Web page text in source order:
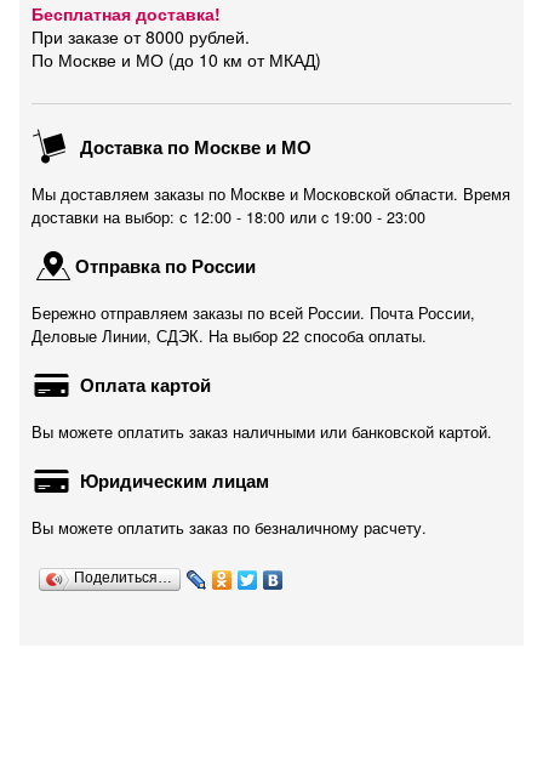
Бесплатная доставка!
При заказе от 8000 рублей.
По Москве и МО (до 10 км от МКАД)
Доставка по Москве и МО
Мы доставляем заказы по Москве и Московской области. Время
доставки на выбор: с 12:00 - 18:00 или c 19:00 - 23:00
Отправка по России
Бережно отправляем заказы по всей России. Почта России,
Деловые Линии, СДЭК. На выбор 22 способа оплаты.
Оплата картой
Вы можете оплатить заказ наличными или банковской картой.
Юридическим лицам
Вы можете оплатить заказ по безналичному расчету.
Поделиться…